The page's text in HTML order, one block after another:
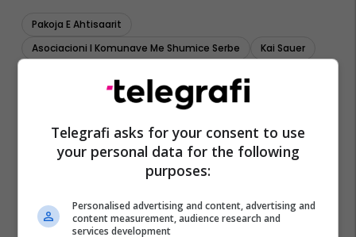
Pakoja E Ahtisaarit
Asociacioni I Komunave Me Shumice Serbe
Kai Sauer
Telegrafi asks for your consent to use
your personal data for the following
purposes:
Personalised advertising and content, advertising and
content measurement, audience research and
services development